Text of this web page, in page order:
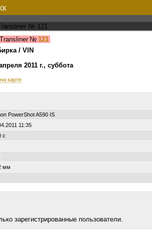
№ 121
/ VIN
2011 г., суббота
карте
PowerShot A590 IS
11:35
с
мм
зарегистрированные пользователи.